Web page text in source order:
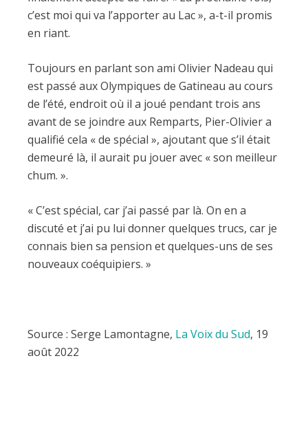
c’est moi qui va l’apporter au Lac », a-t-il promis
en riant.
Toujours en parlant son ami Olivier Nadeau qui
est passé aux Olympiques de Gatineau au cours
de l’été, endroit où il a joué pendant trois ans
avant de se joindre aux Remparts, Pier-Olivier a
qualifié cela « de spécial », ajoutant que s’il était
demeuré là, il aurait pu jouer avec « son meilleur
chum. ».
« C’est spécial, car j’ai passé par là. On en a
discuté et j’ai pu lui donner quelques trucs, car je
connais bien sa pension et quelques-uns de ses
nouveaux coéquipiers. »
Source : Serge Lamontagne, La Voix du Sud, 19
août 2022